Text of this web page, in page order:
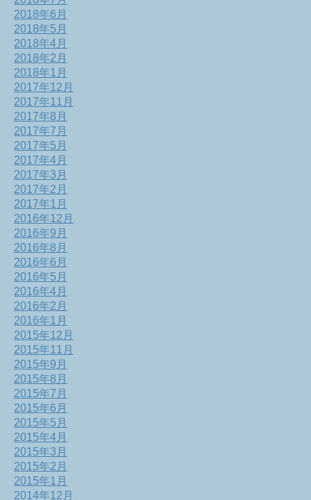
2018年6月
2018年5月
2018年4月
2018年2月
2018年1月
2017年12月
2017年11月
2017年8月
2017年7月
2017年5月
2017年4月
2017年3月
2017年2月
2017年1月
2016年12月
2016年9月
2016年8月
2016年6月
2016年5月
2016年4月
2016年2月
2016年1月
2015年12月
2015年11月
2015年9月
2015年8月
2015年7月
2015年6月
2015年5月
2015年4月
2015年3月
2015年2月
2015年1月
2014年12月